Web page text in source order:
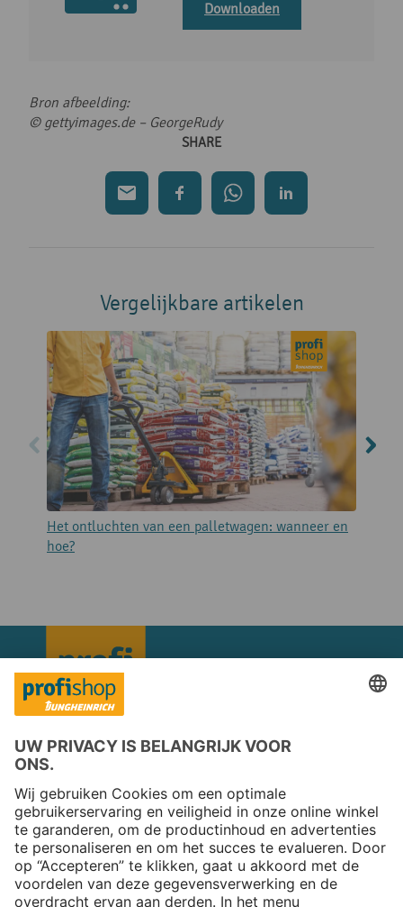
Downloaden
Bron afbeelding:
© gettyimages.de – GeorgeRudy
SHARE
Vergelijkbare artikelen
Het ontluchten van een palletwagen: wanneer en
hoe?
Copyright © 2026 Jungheinrich PROFISHOP
Nieuwsbrief